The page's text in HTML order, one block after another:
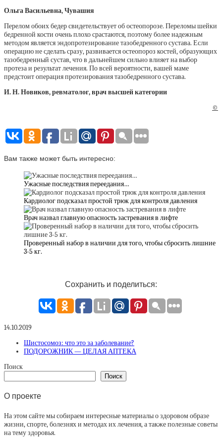
Ольга Васильевна, Чувашия
Перелом обоих бедер свидетельствует об остеопорозе. Переломы шейки
бедренной кости очень плохо срастаются, поэтому более надежным
методом является эндопротезирование тазобедренного сустава. Если
операцию не сделать сразу, развивается остеопороз костей, образующих
тазобедренный сустав, что в дальнейшем сильно влияет на выбор
протеза и результат лечения. По всей вероятности, вашей маме
предстоит операция протезирования тазобедренного сустава.
И. Н. Новиков, ревматолог, врач высшей категории
©
Вам также может быть интересно:
Ужасные последствия переедания…
Кардиолог подсказал простой трюк для контроля давления
Врач назвал главную опасность застревания в лифте
Проверенный набор в наличии для того, чтобы сбросить лишние
3-5 кг.
Сохранить и поделиться:
14.10.2019
Шистосомоз: что это за заболевание?
ПОДОРОЖНИК — ЦЕЛАЯ АПТЕКА
Поиск
Поиск
О проекте
На этом сайте мы собираем интересные материалы о здоровом образе
жизни, спорте, болезнях и методах их лечения, а также полезные советы
на тему здоровья.